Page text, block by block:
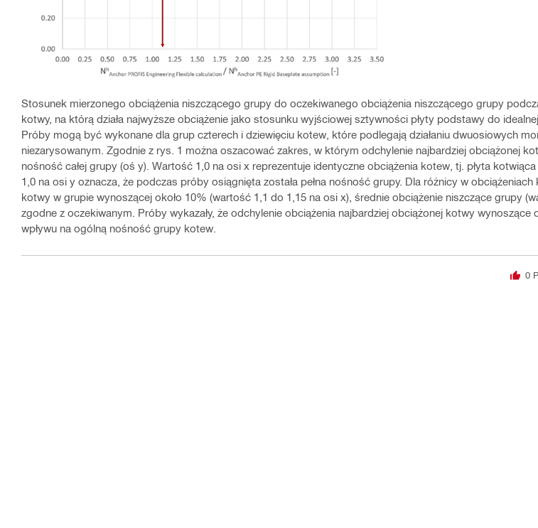
Stosunek mierzonego obciążenia niszczącego grupy do oczekiwanego obciążenia niszczącego grupy
kotwy, na którą działa najwyższe obciążenie jako stosunku wyjściowej sztywności płyty podstawy do
Próby mogą być wykonane dla grup czterech i dziewięciu kotew, które podlegają działaniu dwuosiowych
niezarysowanym. Zgodnie z rys. 1 można oszacować zakres, w którym odchylenie najbardziej obciążonej
nośność całej grupy (oś y). Wartość 1,0 na osi x reprezentuje identyczne obciążenia kotew, tj. płyta
1,0 na osi y oznacza, że podczas próby osiągnięta została pełna nośność grupy. Dla różnicy w
kotwy w grupie wynoszącej około 10% (wartość 1,1 do 1,15 na osi x), średnie obciążenie niszczące grupy
zgodne z oczekiwanym. Próby wykazały, że odchylenie obciążenia najbardziej obciążonej kotwy wynoszące
wpływu na ogólną nośność grupy kotew.
0